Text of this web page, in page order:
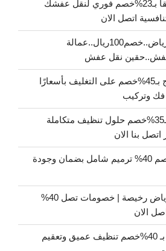
دينا نقل عفش حي الملقا بـ23%خصم فوري لنقل عفشك
اتصل الان
دينا نقل عفش شرق الرياض..خصم100ريال..عمالة
نقل عفش
شركة نقل عفش بالخرج بـ45%خصم على التغليف بأسعارًا
وتركيب
شركة تنظيف بالزلفي بـ35%خصم حلول تنظيف متكاملة
بنا الان
مقاول ترميم الرياض خصم 40% ترميم شامل بضمان وجودة
شركة غسيل منازل بالرياض رخيصة | خصومات تصل 40%
الان
غسيل فرشات بالرياض بـ 40%خصم تنظيف عميق وتعقيم